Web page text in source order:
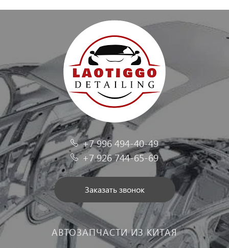
+7 996 494-40-49
+7 926 744-65-69
Заказать звонок
АВТОЗАПЧАСТИ ИЗ КИТАЯ